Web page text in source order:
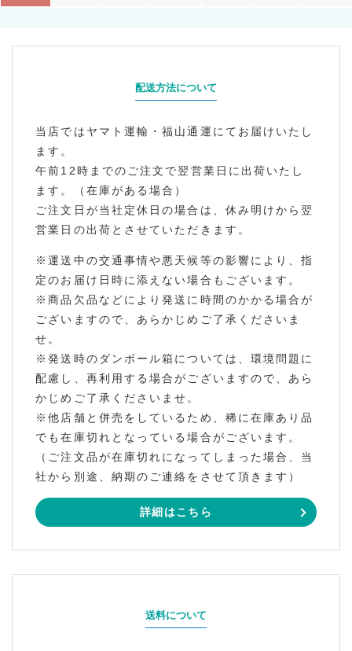
配送方法について
当店ではヤマト運輸・福山通運にてお届けいたし
ます。
午前12時までのご注文で翌営業日に出荷いたし
ます。（在庫がある場合）
ご注文日が当社定休日の場合は、休み明けから翌
営業日の出荷とさせていただきます。
※運送中の交通事情や悪天候等の影響により、指
定のお届け日時に添えない場合もございます。
※商品欠品などにより発送に時間のかかる場合が
ございますので、あらかじめご了承くださいま
せ。
※発送時のダンボール箱については、環境問題に
配慮し、再利用する場合がございますので、あら
かじめご了承くださいませ。
※他店舗と併売をしているため、稀に在庫あり品
でも在庫切れとなっている場合がございます。
（ご注文品が在庫切れになってしまった場合、当
社から別途、納期のご連絡をさせて頂きます）
詳細はこちら
送料について